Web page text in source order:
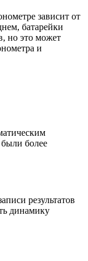
зависит от
батарейки
но это может
и
более
результатов
динамику